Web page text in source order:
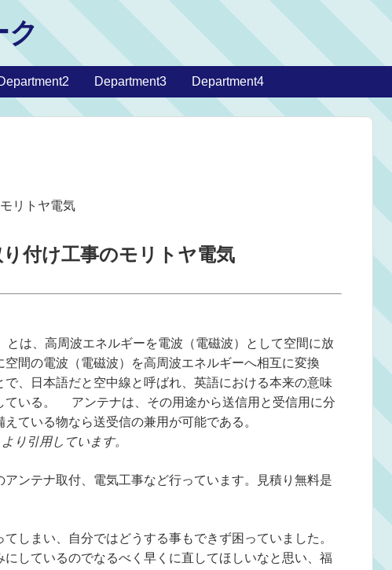
ク
Department3 Department4
リトヤ電気
付け工事のモリトヤ電気
とは、高周波エネルギーを電波（電磁波）として空間に放
空間の電波（電磁波）を高周波エネルギーへ相互に変換
で、日本語だと空中線と呼ばれ、英語における本来の意味
ている。 アンテナは、その用途から送信用と受信用に分
ている物なら送受信の兼用が可能である。
より引用しています。
ンテナ取付、電気工事など行っています。見積り無料是
しまい、自分ではどうする事もできず困っていました。
にしているのでなるべく早くに直してほしいなと思い、福